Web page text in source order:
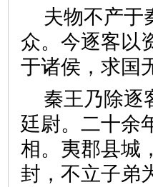
夫物不产于
众。今逐客以
于诸侯，求
秦王乃除逐
廷尉。二十余
相。夷郡县城
封，不立子弟